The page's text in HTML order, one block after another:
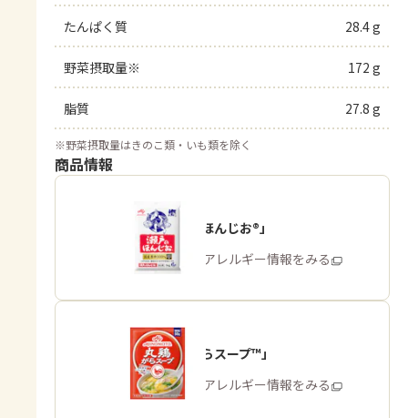
たんぱく質 28.4 g
野菜摂取量※ 172 g
脂質 27.8 g
※野菜摂取量はきのこ類・いも類を除く
商品情報
「瀬戸のほんじお®」
商品・アレルギー情報をみる
「丸鶏がらスープ™」
商品・アレルギー情報をみる